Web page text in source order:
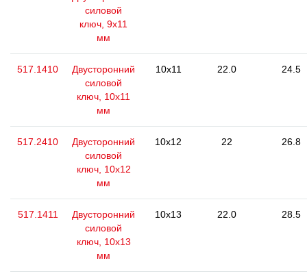
силовой
ключ, 9x11
мм
517.1410
Двусторонний
силовой
ключ, 10x11
мм
10x11 22.0 24.5
517.2410
Двусторонний
силовой
ключ, 10x12
мм
10x12 22 26.8
517.1411
Двусторонний
силовой
ключ, 10x13
мм
10x13 22.0 28.5